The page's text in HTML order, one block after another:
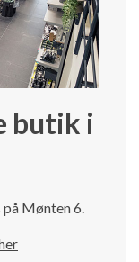
butik i
Mønten 6.